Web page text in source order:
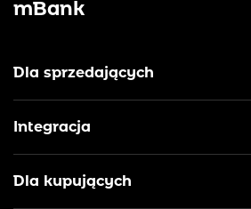
mBank
Dla sprzedających
Integracja
Dla kupujących